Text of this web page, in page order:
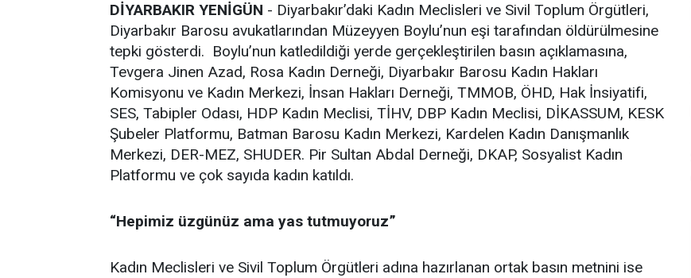
DİYARBAKIR YENİGÜN - Diyarbakır’daki Kadın Meclisleri ve Sivil Toplum Örgütleri,
Diyarbakır Barosu avukatlarından Müzeyyen Boylu’nun eşi tarafından öldürülmesine
tepki gösterdi. Boylu’nun katledildiği yerde gerçekleştirilen basın açıklamasına,
Tevgera Jinen Azad, Rosa Kadın Derneği, Diyarbakır Barosu Kadın Hakları
Komisyonu ve Kadın Merkezi, İnsan Hakları Derneği, TMMOB, ÖHD, Hak İnsiyatifi,
SES, Tabipler Odası, HDP Kadın Meclisi, TİHV, DBP Kadın Meclisi, DİKASSUM, KESK
Şubeler Platformu, Batman Barosu Kadın Merkezi, Kardelen Kadın Danışmanlık
Merkezi, DER-MEZ, SHUDER. Pir Sultan Abdal Derneği, DKAP, Sosyalist Kadın
Platformu ve çok sayıda kadın katıldı.
“Hepimiz üzgünüz ama yas tutmuyoruz”
Kadın Meclisleri ve Sivil Toplum Örgütleri adına hazırlanan ortak basın metnini ise